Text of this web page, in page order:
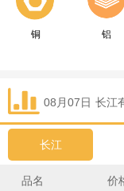
铜 铝
08月07日 长江
长江
品名 价